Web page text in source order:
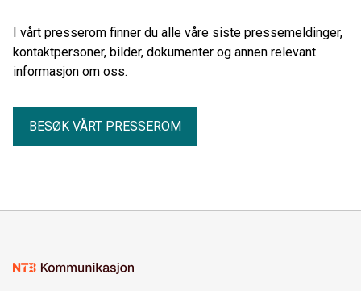
I vårt presserom finner du alle våre siste pressemeldinger,
kontaktpersoner, bilder, dokumenter og annen relevant
informasjon om oss.
BESØK VÅRT PRESSEROM